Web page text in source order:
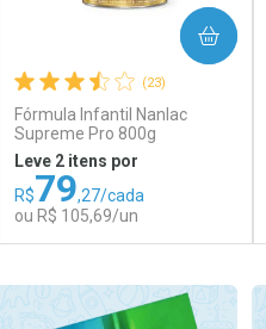
(23)
Fórmula Infantil Nanlac
Supreme Pro 800g
Leve 2 itens por
R$79,27/cada
ou R$ 105,69/un
COMPRAR
Laboratório
Por Menos